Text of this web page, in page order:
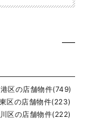
港区の店舗物件(749)
区の店舗物件(223)
区の店舗物件(222)